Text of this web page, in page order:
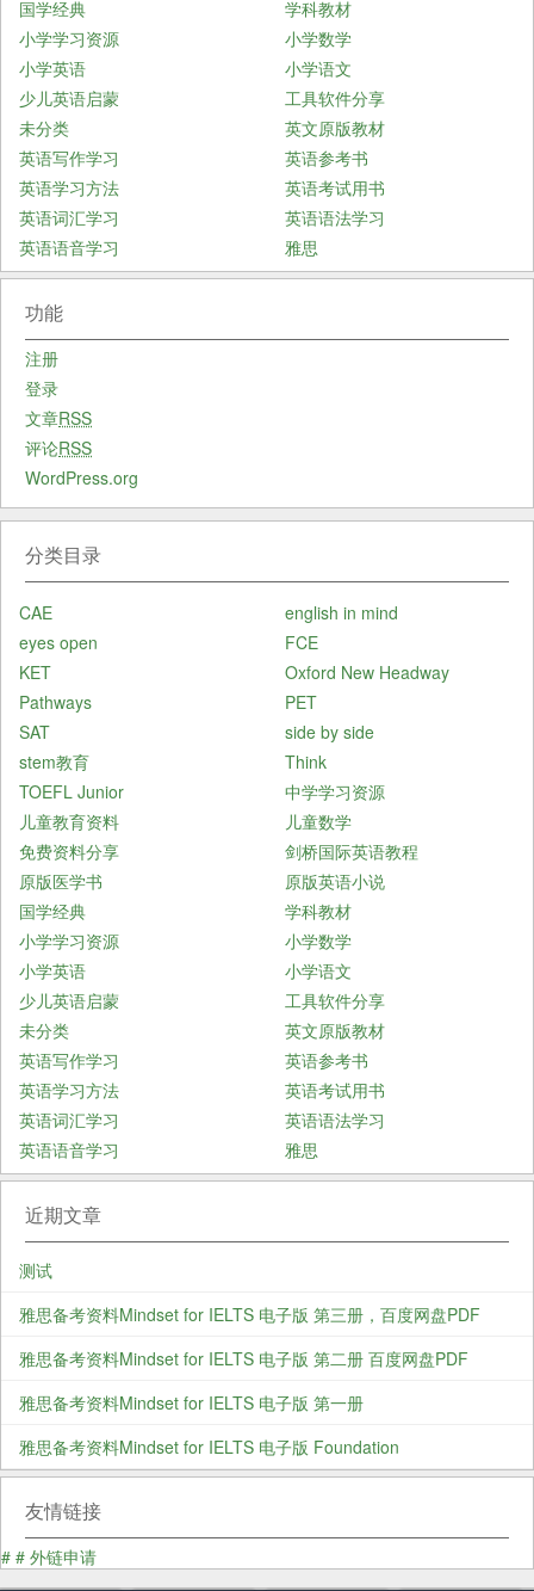
国学经典
学科教材
小学学习资源
小学数学
小学英语
小学语文
少儿英语启蒙
工具软件分享
未分类
英文原版教材
英语写作学习
英语参考书
英语学习方法
英语考试用书
英语词汇学习
英语语法学习
英语语音学习
雅思
功能
注册
登录
文章RSS
评论RSS
WordPress.org
分类目录
CAE
english in mind
eyes open
FCE
KET
Oxford New Headway
Pathways
PET
SAT
side by side
stem教育
Think
TOEFL Junior
中学学习资源
儿童教育资料
儿童数学
免费资料分享
剑桥国际英语教程
原版医学书
原版英语小说
国学经典
学科教材
小学学习资源
小学数学
小学英语
小学语文
少儿英语启蒙
工具软件分享
未分类
英文原版教材
英语写作学习
英语参考书
英语学习方法
英语考试用书
英语词汇学习
英语语法学习
英语语音学习
雅思
近期文章
测试
雅思备考资料Mindset for IELTS 电子版 第三册，百度网盘PDF
雅思备考资料Mindset for IELTS 电子版 第二册 百度网盘PDF
雅思备考资料Mindset for IELTS 电子版 第一册
雅思备考资料Mindset for IELTS 电子版 Foundation
友情链接
# # 外链申请